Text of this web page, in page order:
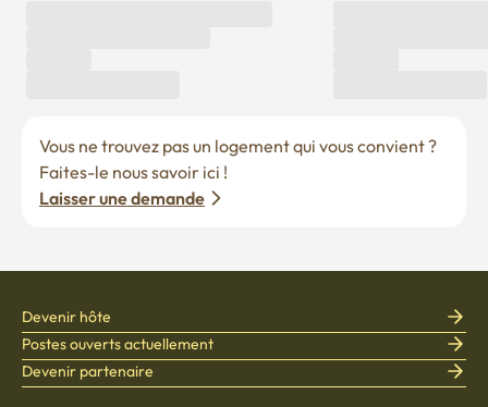
Vous ne trouvez pas un logement qui vous convient ?
Faites-le nous savoir ici !
Laisser une demande
Devenir hôte
Postes ouverts actuellement
Devenir partenaire